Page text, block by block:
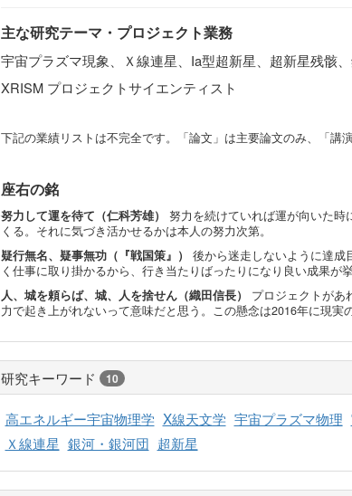
主な研究テーマ・プロジェクト業務
宇宙プラズマ現象、Ｘ線連星、Ia型超新星、超新星残骸
XRISM プロジェクトサイエンティスト
下記の業績リストは不完全です。「論文」は主要論文のみ、「講
座右の銘
努力して運を待て（仁科芳雄） 努力を続けていれば運が向いた
くる。それに気づき活かせるかは本人の努力次第。
疑行無名、疑事無功（『戦国策』）
後から迷走しないように達成
く仕事に取り掛かるから、行き当たりばったりになり良い成果が挙
人、城を頼らば、城、人を捨せん（織田信長）
プロジェクトがあ
力で起き上がれないって意味だと思う。この懸念は2016年に現実
研究キーワード 10
高エネルギー宇宙物理学 X線天文学 宇宙プラズマ物理
Ｘ線連星 銀河・銀河団 超新星